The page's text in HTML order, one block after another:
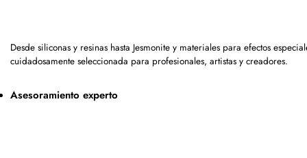
Desde siliconas y resinas hasta Jesmonite y materiales para efectos
cuidadosamente seleccionada para profesionales, artistas y creadores.
Asesoramiento experto